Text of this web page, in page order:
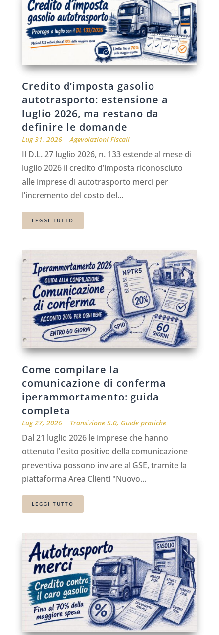
Credito d’imposta gasolio
autotrasporto: estensione a
luglio 2026, ma restano da
definire le domande
Lug 31, 2026| Agevolazioni Fiscali
Il D.L. 27 luglio 2026, n. 133 estende al mese di
luglio 2026 il credito d’imposta riconosciuto
alle imprese di autotrasporto merci per
l’incremento del costo del...
LEGGI TUTTO
Come compilare la
comunicazione di conferma
iperammortamento: guida
completa
Lug 27, 2026| Transizione 5.0, Guide pratiche
Dal 21 luglio 2026 le imprese che hanno
ottenuto l'esito positivo della comunicazione
preventiva possono inviare al GSE, tramite la
piattaforma Area Clienti "Nuovo...
LEGGI TUTTO